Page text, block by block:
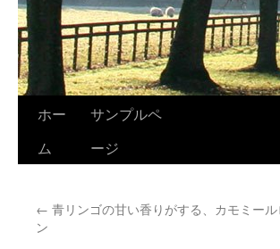
Skip
ホー
ム
サンプルペ
ージ
← 青リンゴの甘い香りがする、カモミー
ン